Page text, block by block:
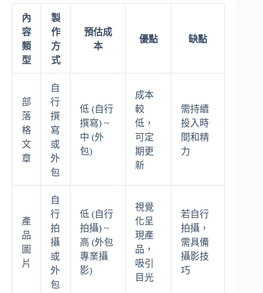
內
容
類
型
製
作
方
式
預估成
本
優點 缺點
部
落
格
文
章
自
行
撰
寫
或
外
包
低 (自行
撰寫) ~
中 (外
包)
成本
較
低，
可定
期更
新
需持續
投入時
間和精
力
產
品
圖
片
自
行
拍
攝
或
外
包
低 (自行
拍攝) ~
高 (外包
專業攝
影)
視覺
化呈
現產
品，
吸引
目光
若自行
拍攝，
需具備
攝影技
巧